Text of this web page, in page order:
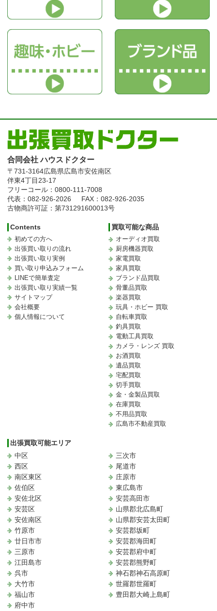
合同会社 ハウスドクター
〒731-3164広島県広島市安佐南区
伴東4丁目23-17
フリーコール：0800-111-7008
代表：082-926-2026
FAX：082-926-2035
古物商許可証：第731291600013号
Contents
初めての方へ
出張買い取りの流れ
出張買い取り実例
買い取り申込みフォーム
LINEで簡単査定
出張買い取り実績一覧
サイトマップ
会社概要
個人情報について
買取可能な商品
オーディオ買取
厨房機器買取
家電買取
家具買取
ブランド品買取
骨董品買取
楽器買取
玩具・ホビー 買取
自転車買取
釣具買取
電動工具買取
カメラ・レンズ 買取
お酒買取
遺品買取
宅配買取
切手買取
金・金製品買取
在庫買取
不用品買取
広島市不動産買取
出張買取可能エリア
中区
西区
南区東区
佐伯区
安佐北区
安芸区
安佐南区
竹原市
廿日市市
三原市
江田島市
呉市
大竹市
福山市
府中市
三次市
尾道市
庄原市
東広島市
安芸高田市
山県郡北広島町
山県郡安芸太田町
安芸郡坂町
安芸郡海田町
安芸郡府中町
安芸郡熊野町
神石郡神石高原町
世羅郡世羅町
豊田郡大崎上島町